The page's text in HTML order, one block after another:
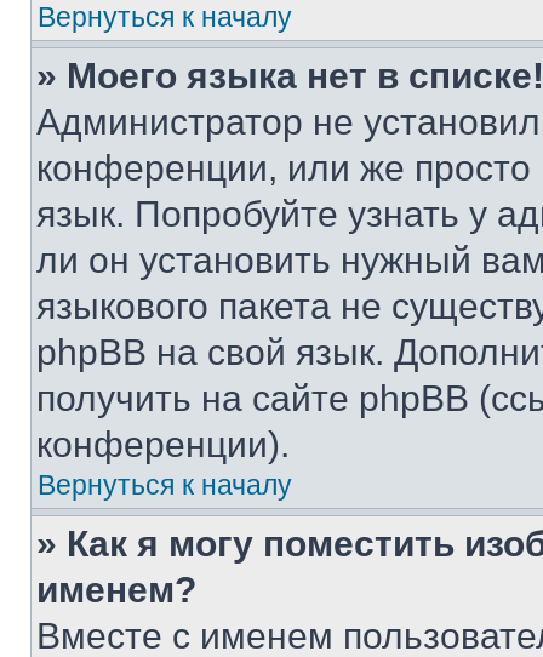
Вернуться к началу
» Моего языка нет в списке!
Администратор не
конференции, или же
язык. Попробуйте узнать у
ли он установить нужный
языкового пакета не
phpBB на свой язык.
получить на сайте phpBB
конференции).
Вернуться к началу
» Как я могу поместить
именем?
Вместе с именем